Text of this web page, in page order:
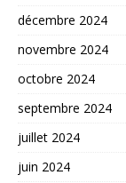
décembre 2024
novembre 2024
octobre 2024
septembre 2024
juillet 2024
juin 2024